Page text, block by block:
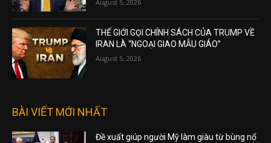
August 5, 2026
THẾ GIỚI GỌI CHÍNH SÁCH CỦA TRUMP VỀ
IRAN LÀ “NGOẠI GIAO MẪU GIÁO”
August 5, 2026
BÀI VIẾT MỚI NHẤT
Đề xuất giúp người Mỹ làm giàu từ bùng nổ